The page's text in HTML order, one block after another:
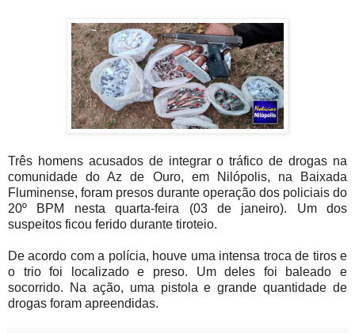
Três homens acusados de integrar o tráfico de drogas na
comunidade do Az de Ouro, em Nilópolis, na Baixada
Fluminense, foram presos durante operação dos policiais do
20º BPM nesta quarta-feira (03 de janeiro). Um dos
suspeitos ficou ferido durante tiroteio.
De acordo com a polícia, houve uma intensa troca de tiros e
o trio foi localizado e preso. Um deles foi baleado e
socorrido. Na ação, uma pistola e grande quantidade de
drogas foram apreendidas.